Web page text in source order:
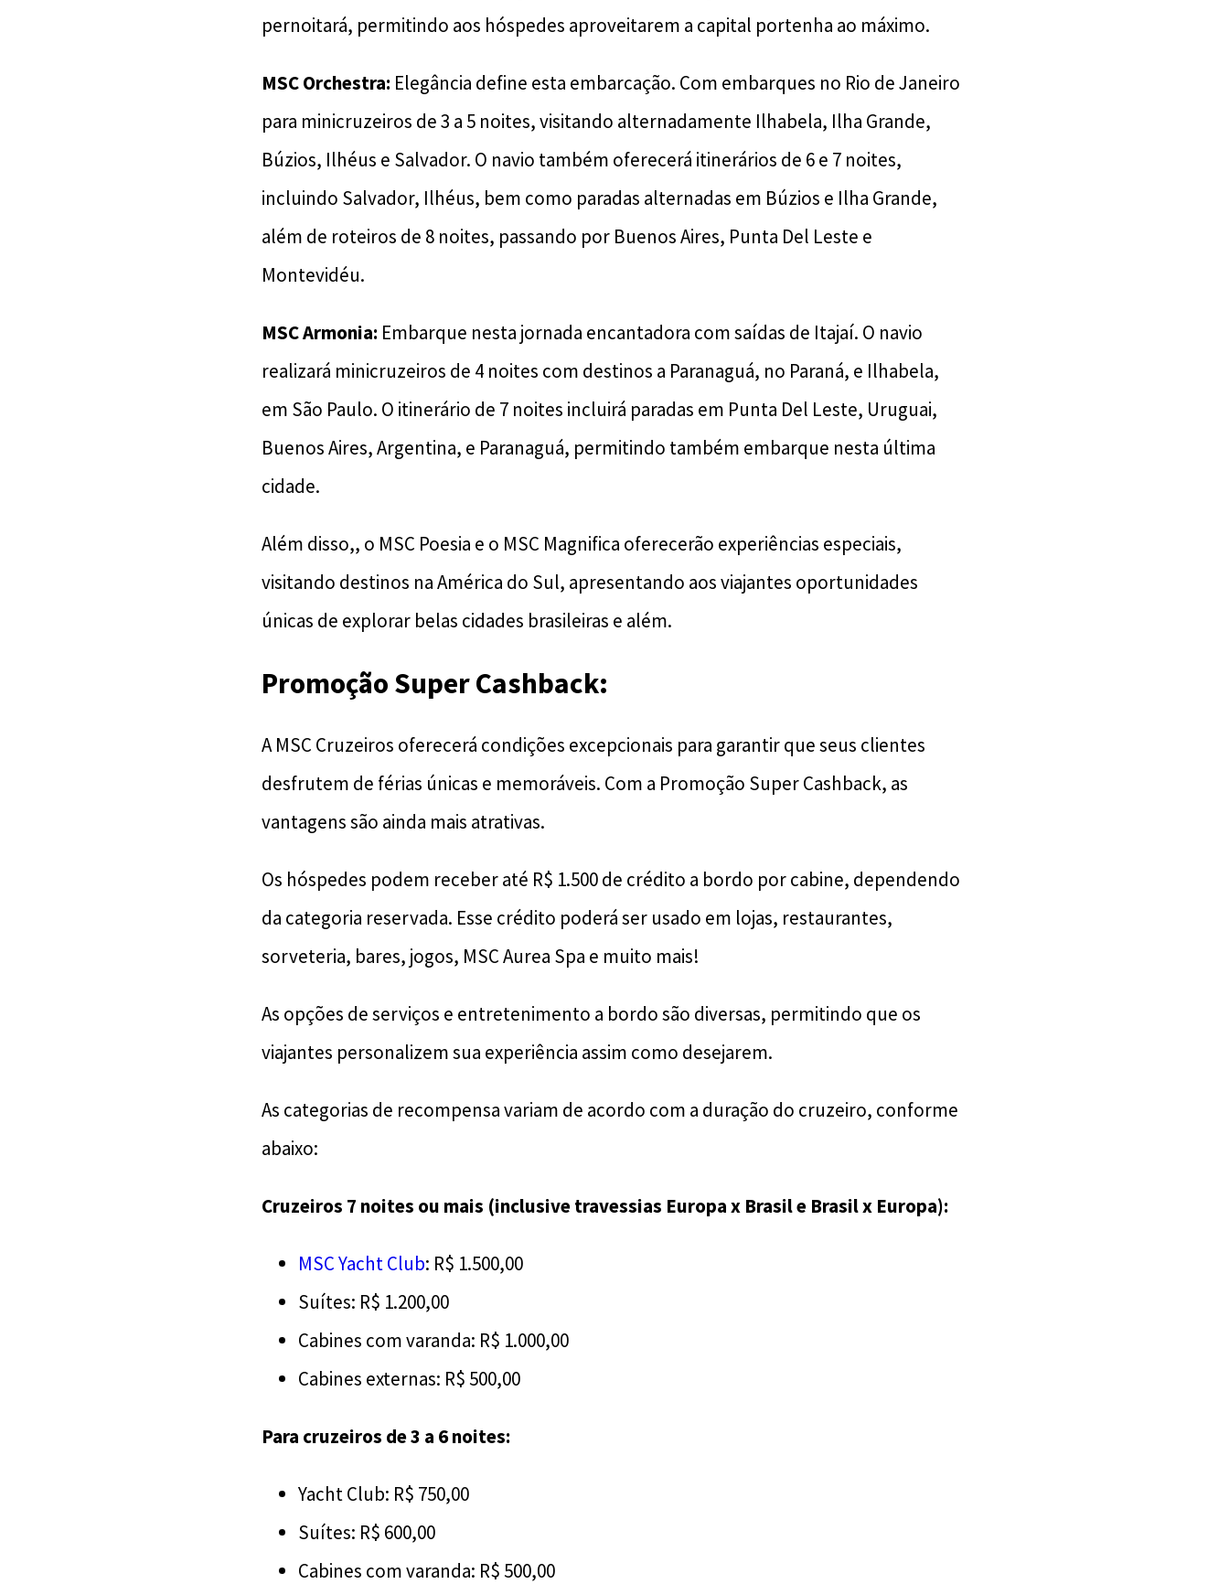
pernoitará, permitindo aos hóspedes aproveitarem a capital portenha ao máximo.
MSC Orchestra: Elegância define esta embarcação. Com embarques no Rio de Janeiro
para minicruzeiros de 3 a 5 noites, visitando alternadamente Ilhabela, Ilha Grande,
Búzios, Ilhéus e Salvador. O navio também oferecerá itinerários de 6 e 7 noites,
incluindo Salvador, Ilhéus, bem como paradas alternadas em Búzios e Ilha Grande,
além de roteiros de 8 noites, passando por Buenos Aires, Punta Del Leste e
Montevidéu.
MSC Armonia: Embarque nesta jornada encantadora com saídas de Itajaí. O navio
realizará minicruzeiros de 4 noites com destinos a Paranaguá, no Paraná, e Ilhabela,
em São Paulo. O itinerário de 7 noites incluirá paradas em Punta Del Leste, Uruguai,
Buenos Aires, Argentina, e Paranaguá, permitindo também embarque nesta última
cidade.
Além disso,, o MSC Poesia e o MSC Magnifica oferecerão experiências especiais,
visitando destinos na América do Sul, apresentando aos viajantes oportunidades
únicas de explorar belas cidades brasileiras e além.
Promoção Super Cashback:
A MSC Cruzeiros oferecerá condições excepcionais para garantir que seus clientes
desfrutem de férias únicas e memoráveis. Com a Promoção Super Cashback, as
vantagens são ainda mais atrativas.
Os hóspedes podem receber até R$ 1.500 de crédito a bordo por cabine, dependendo
da categoria reservada. Esse crédito poderá ser usado em lojas, restaurantes,
sorveteria, bares, jogos, MSC Aurea Spa e muito mais!
As opções de serviços e entretenimento a bordo são diversas, permitindo que os
viajantes personalizem sua experiência assim como desejarem.
As categorias de recompensa variam de acordo com a duração do cruzeiro, conforme
abaixo:
Cruzeiros 7 noites ou mais (inclusive travessias Europa x Brasil e Brasil x Europa):
MSC Yacht Club: R$ 1.500,00
Suítes: R$ 1.200,00
Cabines com varanda: R$ 1.000,00
Cabines externas: R$ 500,00
Para cruzeiros de 3 a 6 noites:
Yacht Club: R$ 750,00
Suítes: R$ 600,00
Cabines com varanda: R$ 500,00